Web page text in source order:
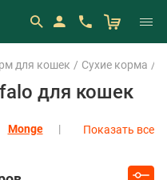
для кошек Сухие корма
для кошек
Monge
Показать все